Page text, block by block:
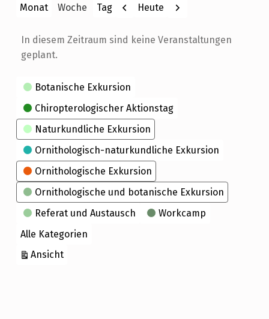
Monat Woche Tag Zurück
Heute Weiter
In diesem Zeitraum sind keine Veranstaltungen
geplant.
Kategorien
Botanische Exkursion
Chiropterologischer Aktionstag
Naturkundliche Exkursion
Ornithologisch-naturkundliche Exkursion
Ornithologische Exkursion
Ornithologische und botanische Exkursion
Referat und Austausch
Workcamp
Alle Kategorien
Ansichtausdrucken